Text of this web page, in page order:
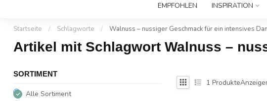
EMPFOHLEN INSPIRATION
Startseite / Schlagworte / Walnuss – nussiger Geschmack für ein intensives
Artikel mit Schlagwort Walnuss –
SORTIMENT
Alle Sortiment
1 Produkte